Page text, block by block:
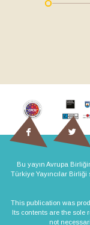
Bu yayın Avrupa
Türkiye Yayıncılar
This publication was
Its contents are the sole
not